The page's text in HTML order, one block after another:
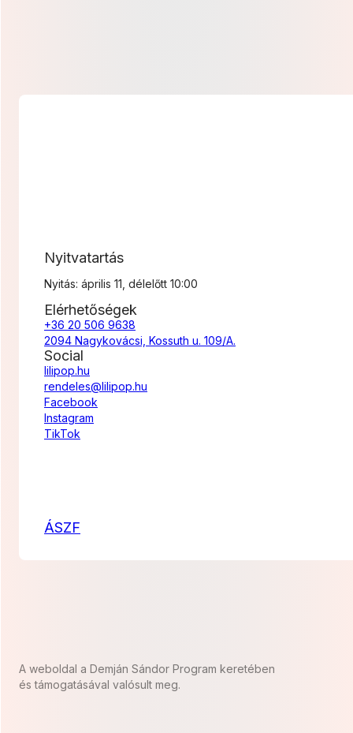
Nyitvatartás
Nyitás: április 11, délelőtt 10:00
Elérhetőségek
+36 20 506 9638
2094 Nagykovácsi, Kossuth u. 109/A.
Social
lilipop.hu
rendeles@lilipop.hu
Facebook
Instagram
TikTok
ÁSZF
A weboldal a Demján Sándor Program keretében
és támogatásával valósult meg.